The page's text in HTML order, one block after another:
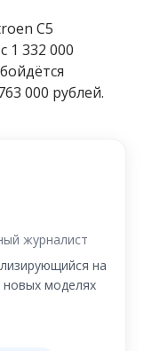
C5
1 332 000
000 рублей.
журналист
на
новых моделях